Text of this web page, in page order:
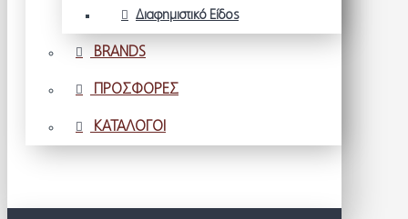
Διαφημιστικό Είδος
BRANDS
ΠΡΟΣΦΟΡΕΣ
ΚΑΤΑΛΟΓΟΙ